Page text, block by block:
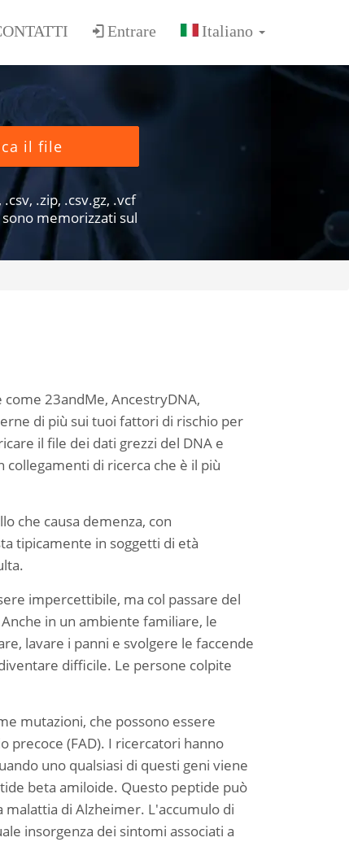
Entrare
il file
.zip, .csv.gz, .vcf
memorizzati sul
23andMe, AncestryDNA,
di più sui tuoi fattori di rischio per
il file dei dati grezzi del DNA e
di ricerca che è il più
che causa demenza, con
tipicamente in soggetti di età
impercettibile, ma col passare del
in un ambiente familiare, le
lavare i panni e svolgere le faccende
difficile. Le persone colpite
mutazioni, che possono essere
precoce (FAD). I ricercatori hanno
uno qualsiasi di questi geni viene
beta amiloide. Questo peptide può
di Alzheimer. L'accumulo di
insorgenza dei sintomi associati a